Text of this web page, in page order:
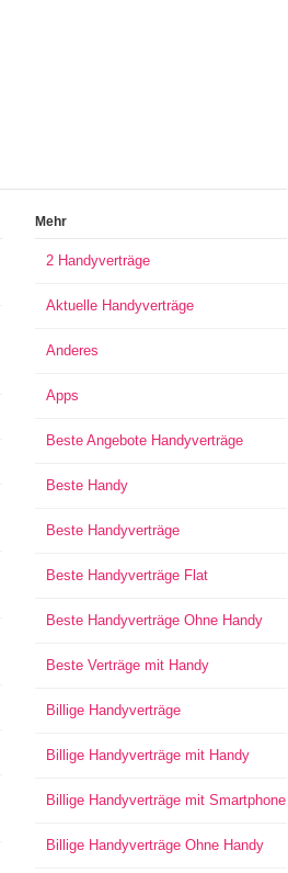
Mehr
2 Handyverträge
Aktuelle Handyverträge
Anderes
Apps
Beste Angebote Handyverträge
Beste Handy
Beste Handyverträge
Beste Handyverträge Flat
Beste Handyverträge Ohne Handy
Beste Verträge mit Handy
Billige Handyverträge
Billige Handyverträge mit Handy
Billige Handyverträge mit Smartphone
Billige Handyverträge Ohne Handy